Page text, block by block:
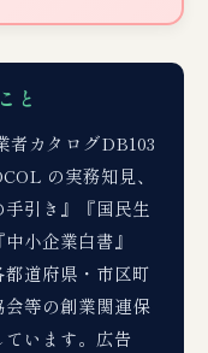
と
者カタログDB103
の実務知見、
引き』『国民生
小企業白書』
都道府県・市区町
等の創業関連保
います。広告